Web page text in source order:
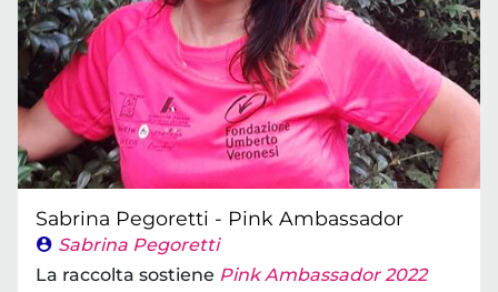
Sabrina Pegoretti - Pink Ambassador
Sabrina Pegoretti
La raccolta sostiene Pink Ambassador 2022